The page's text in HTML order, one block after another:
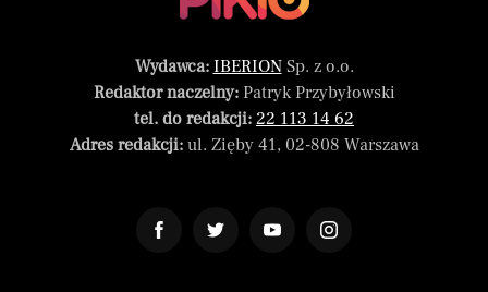
Wydawca: IBERIONSp. z o.o.
Redaktor naczelny:Patryk Przybyłowski
tel. do redakcji: 22 113 14 62
Adres redakcji:ul. Zięby 41, 02-808 Warszawa